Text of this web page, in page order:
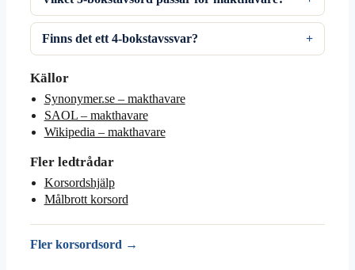
Finns det ett 4-bokstavssvar?
Källor
Synonymer.se – makthavare
SAOL – makthavare
Wikipedia – makthavare
Fler ledtrådar
Korsordshjälp
Målbrott korsord
Fler korsordsord →